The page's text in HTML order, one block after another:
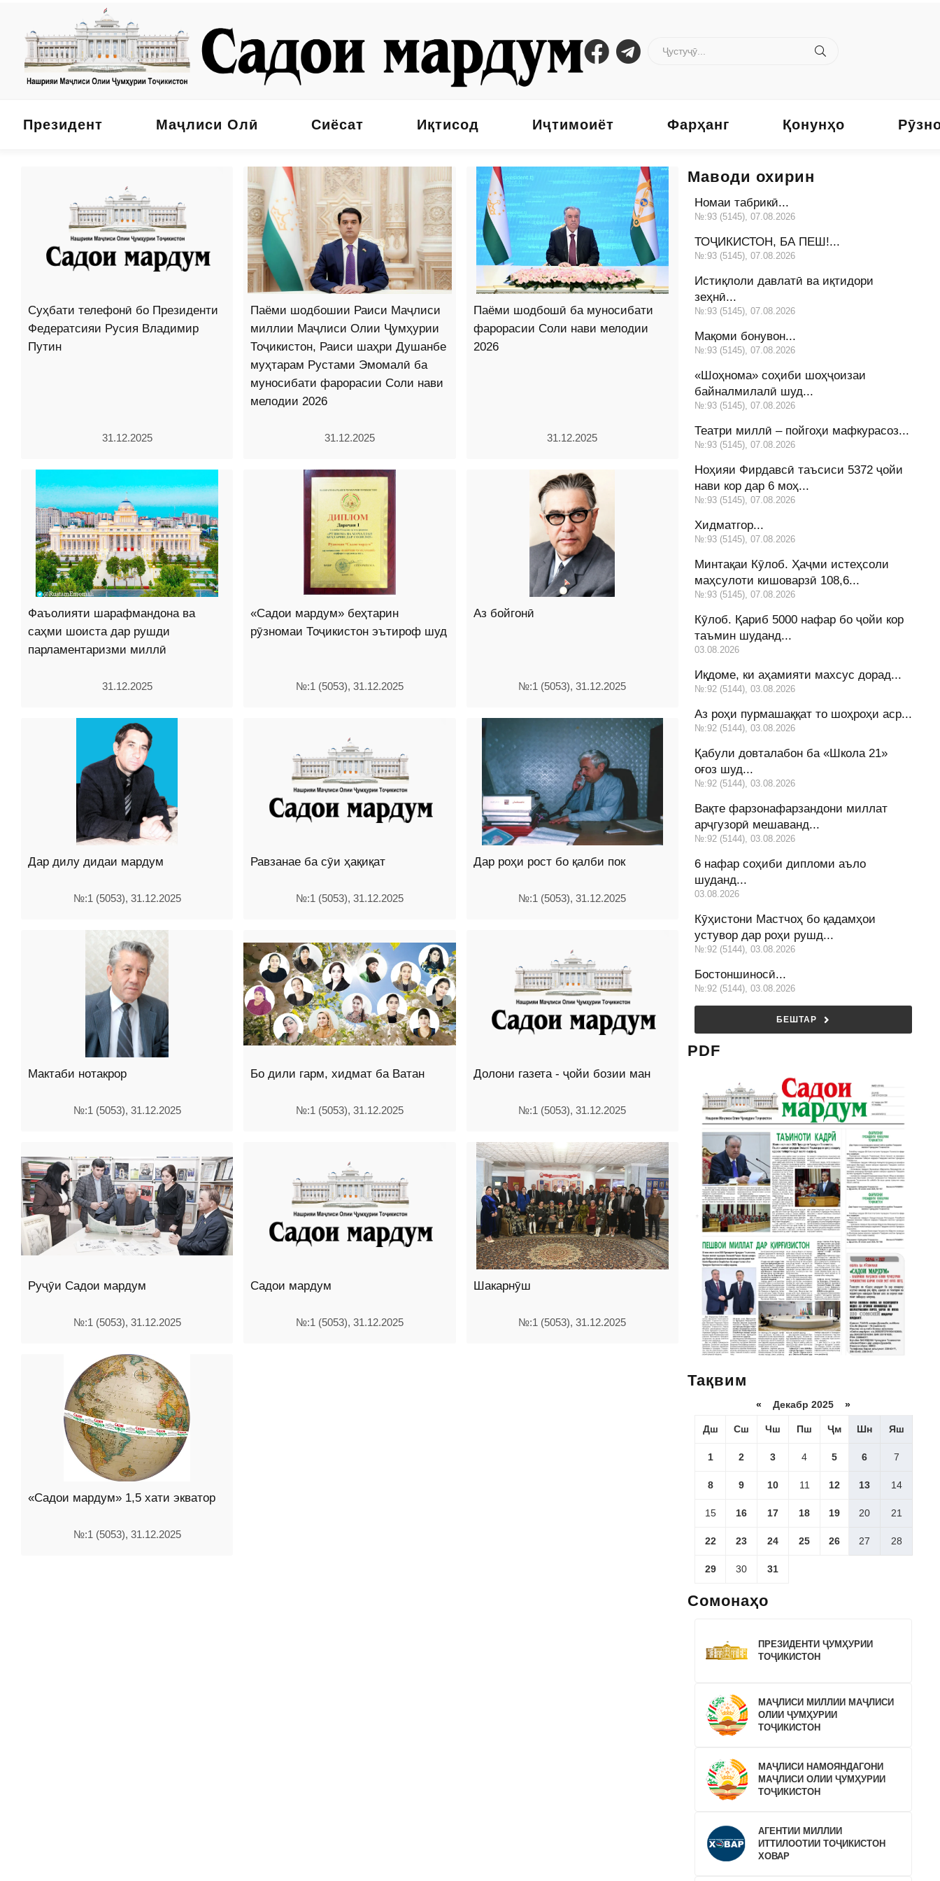
Президент Маҷлиси Олӣ Сиёсат Иқтисод Иҷтимоиёт Фарҳанг Қонунҳо
Суҳбати телефонӣ бо Президенти
Федератсияи Русия Владимир
Путин
31.12.2025
Паёми шодбошии Раиси Маҷлиси
миллии Маҷлиси Олии Ҷумҳурии
Тоҷикистон, Раиси шаҳри Душанбе
муҳтарам Рустами Эмомалӣ ба
муносибати фарорасии Соли нави
мелодии 2026
31.12.2025
Паёми шодбошӣ ба муносибати
фарорасии Соли нави мелодии
2026
31.12.2025
Фаъолияти шарафмандона ва
саҳми шоиста дар рушди
парламентаризми миллӣ
31.12.2025
«Садои мардум» беҳтарин
рӯзномаи Тоҷикистон эътироф шуд
№:1 (5053), 31.12.2025
Аз бойгонӣ
№:1 (5053), 31.12.2025
Дар дилу дидаи мардум
№:1 (5053), 31.12.2025
Равзанае ба сӯи ҳақиқат
№:1 (5053), 31.12.2025
Дар роҳи рост бо қалби пок
№:1 (5053), 31.12.2025
Мактаби нотакрор
№:1 (5053), 31.12.2025
Бо дили гарм, хидмат ба Ватан
№:1 (5053), 31.12.2025
Долони газета - ҷойи бозии ман
№:1 (5053), 31.12.2025
Руҷӯи Садои мардум
№:1 (5053), 31.12.2025
Садои мардум
№:1 (5053), 31.12.2025
Шакарнӯш
№:1 (5053), 31.12.2025
«Садои мардум» 1,5 хати экватор
№:1 (5053), 31.12.2025
Маводи охирин
Номаи табрикӣ...
№:93 (5145), 07.08.2026
ТОҶИКИСТОН, БА ПЕШ!...
№:93 (5145), 07.08.2026
Истиқлоли давлатӣ ва иқтидори
зеҳнӣ...
№:93 (5145), 07.08.2026
Мақоми бонувон...
№:93 (5145), 07.08.2026
«Шоҳнома» соҳиби шоҳҷоизаи
байналмилалӣ шуд...
№:93 (5145), 07.08.2026
Театри миллӣ – пойгоҳи мафкурасоз...
№:93 (5145), 07.08.2026
Ноҳияи Фирдавсӣ таъсиси 5372 ҷойи
нави кор дар 6 моҳ...
№:93 (5145), 07.08.2026
Хидматгор...
№:93 (5145), 07.08.2026
Минтақаи Кӯлоб. Ҳаҷми истеҳсоли
маҳсулоти кишоварзӣ 108,6...
№:93 (5145), 07.08.2026
Кӯлоб. Қариб 5000 нафар бо ҷойи кор
таъмин шуданд...
03.08.2026
Иқдоме, ки аҳамияти махсус дорад...
№:92 (5144), 03.08.2026
Аз роҳи пурмашаққат то шоҳроҳи аср...
№:92 (5144), 03.08.2026
Қабули довталабон ба «Школа 21»
оғоз шуд...
№:92 (5144), 03.08.2026
Вақте фарзонафарзандони миллат
арҷгузорӣ мешаванд...
№:92 (5144), 03.08.2026
6 нафар соҳиби дипломи аъло
шуданд...
03.08.2026
Кӯҳистони Мастчоҳ бо қадамҳои
устувор дар роҳи рушд...
№:92 (5144), 03.08.2026
Бостоншиносӣ...
№:92 (5144), 03.08.2026
БЕШТАР
PDF
Тақвим
« Декабр 2025 »
Дш Сш Чш Пш Ҷм Шн Яш
1 2 3 4 5 6 7
8 9 10 11 12 13 14
15 16 17 18 19 20 21
22 23 24 25 26 27 28
29 30 31
Сомонаҳо
ПРЕЗИДЕНТИ ҶУМҲУРИИ
ТОҶИКИСТОН
МАҶЛИСИ МИЛЛИИ МАҶЛИСИ
ОЛИИ ҶУМҲУРИИ
ТОҶИКИСТОН
МАҶЛИСИ НАМОЯНДАГОНИ
МАҶЛИСИ ОЛИИ ҶУМҲУРИИ
ТОҶИКИСТОН
АГЕНТИИ МИЛЛИИ
ИТТИЛООТИИ ТОҶИКИСТОН
ХОВАР